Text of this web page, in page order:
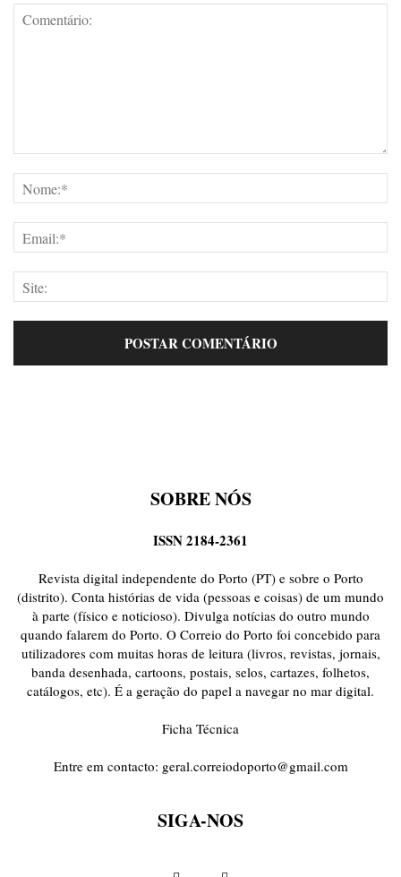
SOBRE NÓS
ISSN 2184-2361
Revista digital independente do Porto (PT) e sobre o Porto
(distrito). Conta histórias de vida (pessoas e coisas) de um mundo
à parte (físico e noticioso). Divulga notícias do outro mundo
quando falarem do Porto. O Correio do Porto foi concebido para
utilizadores com muitas horas de leitura (livros, revistas, jornais,
banda desenhada, cartoons, postais, selos, cartazes, folhetos,
catálogos, etc). É a geração do papel a navegar no mar digital.
Ficha Técnica
Entre em contacto: geral.correiodoporto@gmail.com
SIGA-NOS